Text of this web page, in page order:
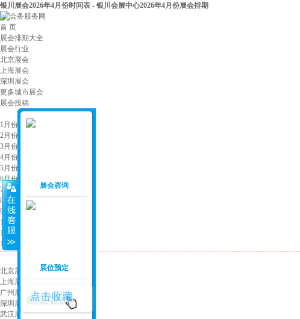
银川展会2026年4月份时间表 - 银川会展中心2026年4月份展会排期
首 页
展会排期大全
展会行业
北京展会
上海展会
深圳展会
更多城市展会
展会投稿
展会月份：
1月份展会
2月份展会
3月份展会
4月份展会
5月份展会
6月份展会
7月份展会
8月份展会
9月份展会
10月份展会
11月份展会
12月份展会
北京展会
上海展会
广州展会
深圳展会
武汉展会
展会咨询
展位预定